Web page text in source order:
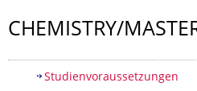
CHEMISTRY/
Inhaltsverzeichnis
Studienvoraussetzungen